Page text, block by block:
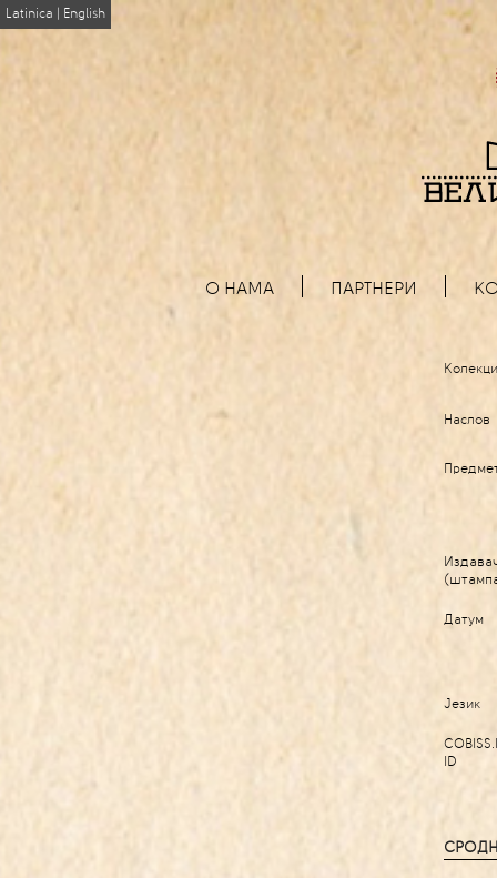
Latinica English
О НАМА ПАРТНЕРИ
Наслов
Датум
Језик
ID